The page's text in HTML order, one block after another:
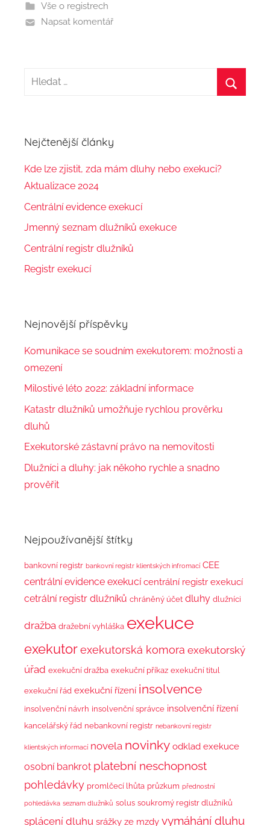
n
Vše o registrech
Napsat komentář
a
Nejčtenější články
Kde lze zjistit, zda mám dluhy nebo exekuci?
Aktualizace 2024
Centrální evidence exekucí
Jmenný seznam dlužníků exekuce
Centrální registr dlužníků
Registr exekucí
Nejnovější příspěvky
Komunikace se soudním exekutorem: možnosti a
omezení
Milostivé léto 2022: základní informace
Katastr dlužníků umožňuje rychlou prověrku
dluhů
Exekutorské zástavní právo na nemovitosti
Dlužníci a dluhy: jak někoho rychle a snadno
prověřit
Nejpoužívanější štítky
bankovní registr bankovní registr klientských infromací CEE
centrální evidence exekucí centrální registr exekucí
cetrální registr dlužníků chráněný účet dluhy dlužníci
dražba dražební vyhláška exekuce
exekutorexekutorská komora exekutorský
úřad exekuční dražba exekuční příkaz exekuční titul
exekuční řád exekuční řízení insolvence
insolvenční návrh insolvenční správce insolvenční řízení
kancelářský řád nebankovní registr nebankovní registr
klientských informací novela novinky odklad exekuce
osobní bankrot platební neschopnost
pohledávky promlčecí lhůta průzkum přednostní
pohledávka seznam dlužníků solus soukromý registr dlužníků
splácení dluhu srážky ze mzdy vymáhání dluhu